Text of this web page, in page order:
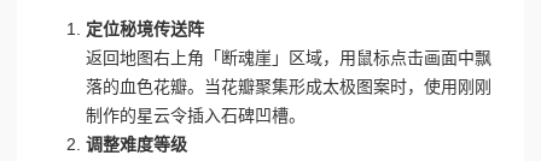
定位秘境传送阵
返回地图右上角「断魂崖」区域，用鼠标点击画面中飘
落的血色花瓣。当花瓣聚集形成太极图案时，使用刚刚
制作的星云令插入石碑凹槽。
调整难度等级